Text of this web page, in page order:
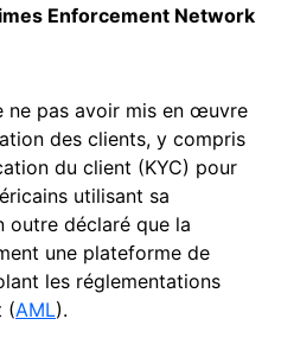
Enforcement Network
ne pas avoir mis en œuvre
des clients, y compris
du client (KYC) pour
utilisant sa
outre déclaré que la
une plateforme de
les réglementations
(AML).